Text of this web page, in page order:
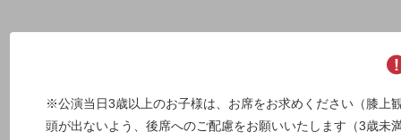
※公演当日3歳以上のお子様は、お席をお求めください（膝上
頭が出ないよう、後席へのご配慮をお願いいたします（3歳未